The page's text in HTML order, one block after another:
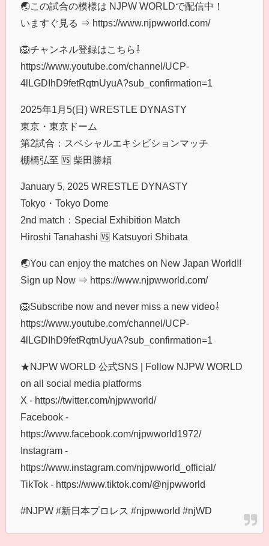
🌏この試合の模様は NJPW WORLDで配信中​​！
いますぐ見る ⇒ https://www.njpwworld.com/
🦁チャンネル登録はこちら⇩
https://www.youtube.com/channel/UCP-
4lLGDIhD9fetRqtnUyuA?sub_confirmation=1
2025年1月5(日) WRESTLE DYNASTY
東京・東京ドーム
第2試合：スペシャルエキシビションマッチ
棚橋弘至 🆚 柴田勝頼
January 5, 2025 WRESTLE DYNASTY
Tokyo・Tokyo Dome
2nd match：Special Exhibition Match
Hiroshi Tanahashi 🆚 Katsuyori Shibata
🌏You can enjoy the matches on New Japan World!!
Sign up Now ⇒ https://www.njpwworld.com/
🦁Subscribe now and never miss a new video⇩
https://www.youtube.com/channel/UCP-
4lLGDIhD9fetRqtnUyuA?sub_confirmation=1
★NJPW WORLD 公式SNS | Follow NJPW WORLD
on all social media platforms
X - https://twitter.com/njpwworld/
Facebook -
https://www.facebook.com/njpwworld1972/
Instagram -
https://www.instagram.com/njpwworld_official/
TikTok - https://www.tiktok.com/@njpwworld
#NJPW #新日本プロレス #njpwworld #njWD